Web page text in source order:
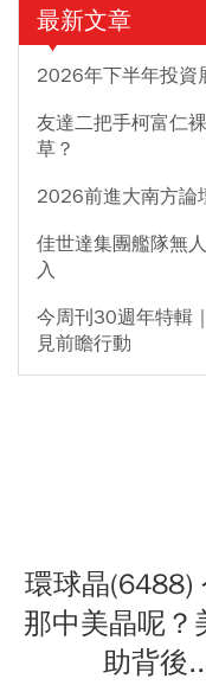
最新文章
2026年下半年投資
友達二把手柯富仁
草？
2026前進大南方論
佳世達集團艦隊無
入
今周刊30週年特輯
見前瞻行動
環球晶(6488)
那中美晶呢？
助背後